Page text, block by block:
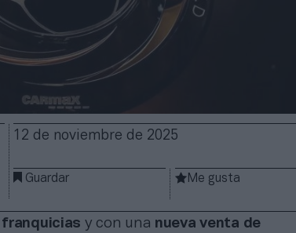
12 de noviembre de 2025
Guardar Me gusta
franquicias y con una nueva venta de